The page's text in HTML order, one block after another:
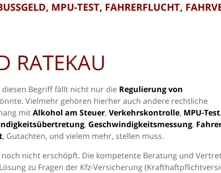
MPU-TEST, FAHRERFLUCHT,
RATEKAU
Begriff fällt nicht nur die Regulierung von
Vielmehr gehören hierher auch andere rechtliche
mitAlkohol am Steuer, Verkehrskontrolle, MPU-Test,
, Geschwindigkeitsmessung,
, Gutachten, und vielem mehr, stellen muss.
noch nicht erschöpft. Die kompetente Beratung und
zu Fragen der Kfz-Versicherung